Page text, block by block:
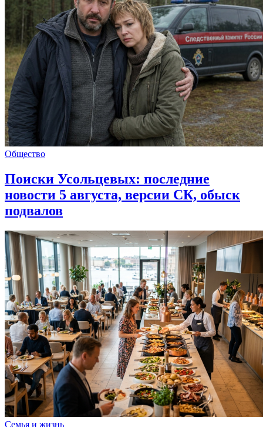
Общество
Поиски Усольцевых: последние
новости 5 августа, версии СК, обыск
подвалов
Семья и жизнь